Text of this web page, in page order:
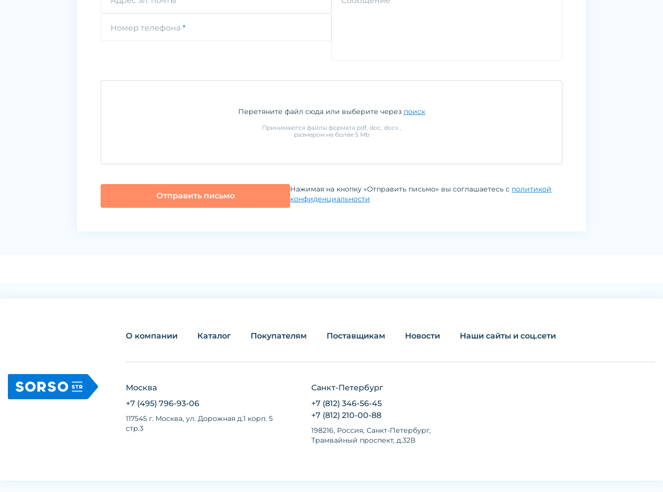
Номер телефона
Перетяните файл сюда или выберите через поиск
Принимаются файлы формата pdf, doc, docx ,
размером не более 5 Mb
Отправить письмо
Нажимая на кнопку «Отправить письмо» вы соглашаетесь с политикой
конфиденциальности
О компании Каталог Покупателям Поставщикам Новости Наши сайты и соц.сети
Москва
+7 (495) 796-93-06
117545 г. Москва, ул. Дорожная д.1 корп. 5
стр.3
Санкт-Петербург
+7 (812) 346-56-45
+7 (812) 210-00-88
198216, Россия, Санкт-Петербург,
Трамвайный проспект, д.32В